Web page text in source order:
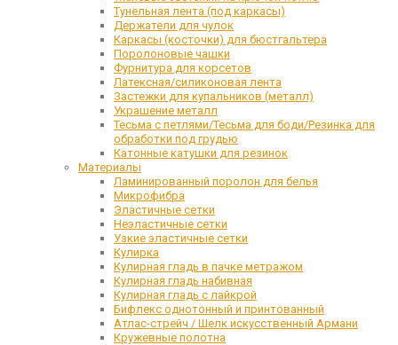
Тунельная лента (под каркасы)
Держатели для чулок
Каркасы (косточки) для бюстгальтера
Поролоновые чашки
Фурнитура для корсетов
Латексная/силиконовая лента
Застежки для купальников (металл)
Украшение металл
Тесьма с петлями/Тесьма для боди/Резинка для
обработки под грудью
Катонные катушки для резинок
Материалы
Ламинированный поролон для белья
Микрофибра
Эластичные сетки
Неэластичные сетки
Узкие эластичные сетки
Кулирка
Кулирная гладь в пачке метражом
Кулирная гладь набивная
Кулирная гладь с лайкрой
Бифлекс однотонный и принтованный
Атлас-стрейч / Шелк искусственный Армани
Кружевные полотна